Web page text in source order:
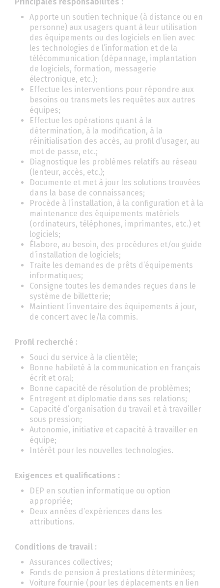
Apporte un soutien technique (à distance ou en
personne) aux usagers quant à leur utilisation
des équipements ou des logiciels en lien avec
les technologies de l’information et de la
télécommunication (dépannage, implantation
de logiciels, formation, messagerie
électronique, etc.);
Effectue les interventions pour répondre aux
besoins ou transmets les requêtes aux autres
équipes;
Effectue les opérations quant à la
détermination, à la modification, à la
réinitialisation des accès, au profil d’usager, au
mot de passe, etc.;
Diagnostique les problèmes relatifs au réseau
(lenteur, accès, etc.);
Documente et met à jour les solutions trouvées
dans la base de connaissances;
Procède à l’installation, à la configuration et à la
maintenance des équipements matériels
(ordinateurs, téléphones, imprimantes, etc.) et
logiciels;
Élabore, au besoin, des procédures et/ou guide
d’installation de logiciels;
Traite les demandes de prêts d’équipements
informatiques;
Consigne toutes les demandes reçues dans le
système de billetterie;
Maintient l’inventaire des équipements à jour,
de concert avec le/la commis.
Profil recherché :
Souci du service à la clientèle;
Bonne habileté à la communication en français
écrit et oral;
Bonne capacité de résolution de problèmes;
Entregent et diplomatie dans ses relations;
Capacité d’organisation du travail et à travailler
sous pression;
Autonomie, initiative et capacité à travailler en
équipe;
Intérêt pour les nouvelles technologies.
Exigences et qualifications :
DEP en soutien informatique ou option
appropriée;
Deux années d’expériences dans les
attributions.
Conditions de travail :
Assurances collectives;
Fonds de pension à prestations déterminées;
Voiture fournie (pour les déplacements en lien